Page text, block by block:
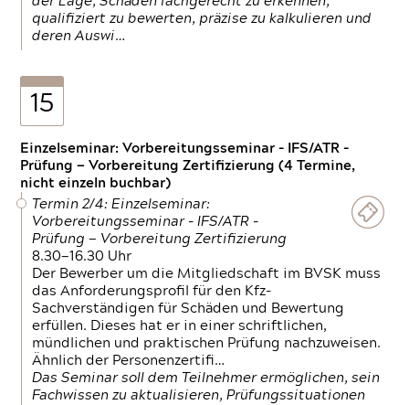
qualifiziert zu bewerten, präzise zu kalkulieren und
deren Auswi…
15
Einzelseminar: Vorbereitungsseminar - IFS/ATR -
Prüfung — Vorbereitung Zertifizierung (4 Termine,
nicht einzeln buchbar)
Termin 2/4: Einzelseminar:
Vorbereitungsseminar - IFS/ATR -
Prüfung — Vorbereitung Zertifizierung
8.30—16.30 Uhr
Der Bewerber um die Mitgliedschaft im BVSK muss
das Anforderungsprofil für den Kfz-
Sachverständigen für Schäden und Bewertung
erfüllen. Dieses hat er in einer schriftlichen,
mündlichen und praktischen Prüfung nachzuweisen.
Ähnlich der Personenzertifi…
Das Seminar soll dem Teilnehmer ermöglichen, sein
Fachwissen zu aktualisieren, Prüfungssituationen